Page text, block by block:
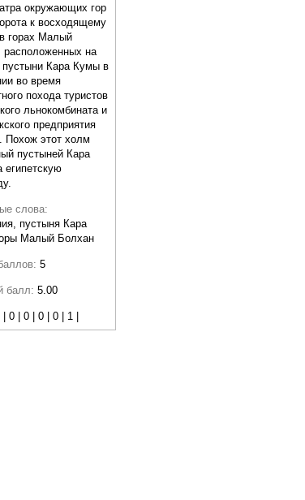
окружающих гор
к восходящему
горах Малый
расположенных на
пустыни Кара Кумы в
во время
похода туристов
льнокомбината и
предприятия
Похож этот холм
пустыней Кара
египетскую
слова:
пустыня Кара
Малый Болхан
5
балл: 5.00
| 0 | 0 | 0 | 0 | 1 |